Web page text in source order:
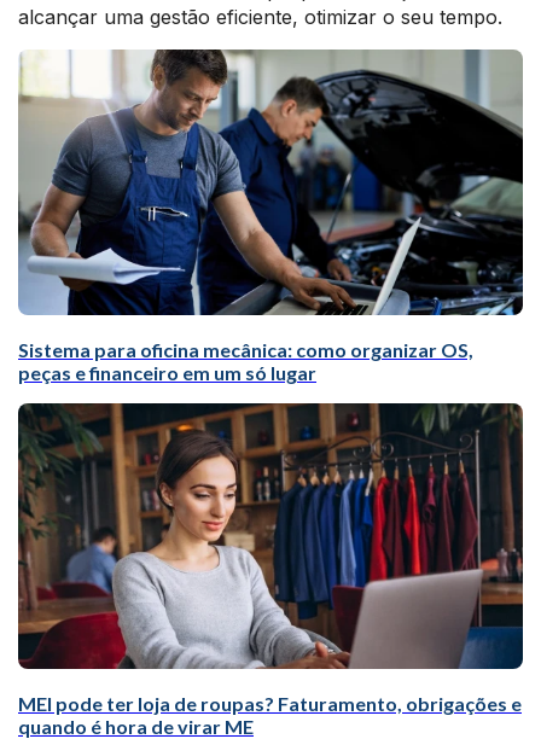
alcançar uma gestão eficiente, otimizar o seu tempo.
Sistema para oficina mecânica: como organizar OS,
peças e financeiro em um só lugar
MEI pode ter loja de roupas? Faturamento, obrigações e
quando é hora de virar ME